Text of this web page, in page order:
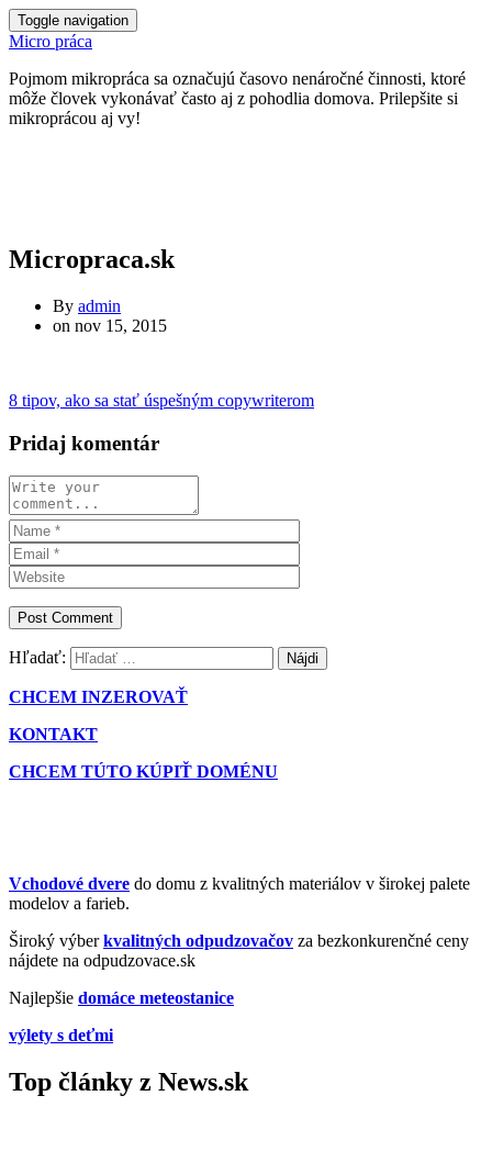
Toggle navigation
Micro práca
Pojmom mikropráca sa označujú časovo nenáročné činnosti, ktoré
môže človek vykonávať často aj z pohodlia domova. Prilepšite si
mikroprácou aj vy!
Micropraca.sk
By admin
on nov 15, 2015
8 tipov, ako sa stať úspešným copywriterom
Pridaj komentár
Hľadať:
CHCEM INZEROVAŤ
KONTAKT
CHCEM TÚTO KÚPIŤ DOMÉNU
Vchodové dvere do domu z kvalitných materiálov v širokej palete
modelov a farieb.
Široký výberkvalitných odpudzovačov za bezkonkurenčné ceny
nájdete na odpudzovace.sk
Najlepšie domáce meteostanice
výlety s deťmi
Top články z News.sk